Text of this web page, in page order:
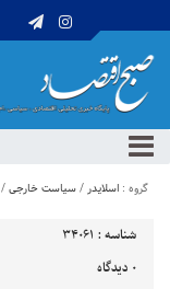
گروه : اسلایدر/سیاست خارجی/
شناسه : 34061
0 دیدگاه